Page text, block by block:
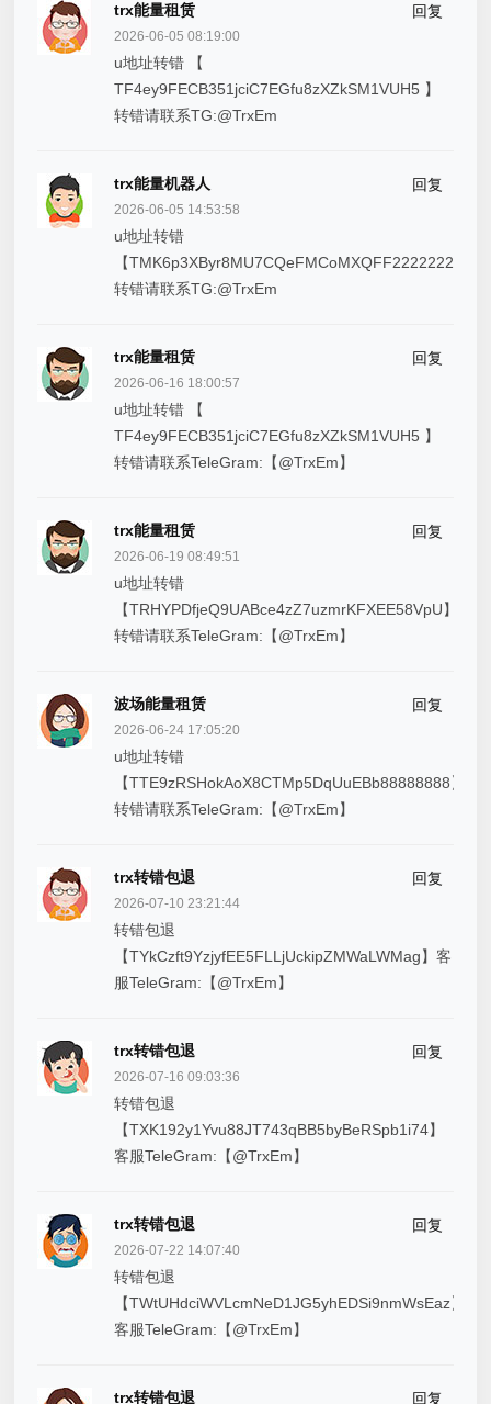
trx能量租赁 回复
2026-06-05 08:19:00
u地址转错 【
TF4ey9FECB351jciC7EGfu8zXZkSM1VUH5 】
转错请联系TG:@TrxEm
trx能量机器人 回复
2026-06-05 14:53:58
u地址转错
【TMK6p3XByr8MU7CQeFMCoMXQFF22222222】
转错请联系TG:@TrxEm
trx能量租赁 回复
2026-06-16 18:00:57
u地址转错 【
TF4ey9FECB351jciC7EGfu8zXZkSM1VUH5 】
转错请联系TeleGram:【@TrxEm】
trx能量租赁 回复
2026-06-19 08:49:51
u地址转错
【TRHYPDfjeQ9UABce4zZ7uzmrKFXEE58VpU】
转错请联系TeleGram:【@TrxEm】
波场能量租赁 回复
2026-06-24 17:05:20
u地址转错
【TTE9zRSHokAoX8CTMp5DqUuEBb88888888】
转错请联系TeleGram:【@TrxEm】
trx转错包退 回复
2026-07-10 23:21:44
转错包退
【TYkCzft9YzjyfEE5FLLjUckipZMWaLWMag】客
服TeleGram:【@TrxEm】
trx转错包退 回复
2026-07-16 09:03:36
转错包退
【TXK192y1Yvu88JT743qBB5byBeRSpb1i74】
客服TeleGram:【@TrxEm】
trx转错包退 回复
2026-07-22 14:07:40
转错包退
【TWtUHdciWVLcmNeD1JG5yhEDSi9nmWsEaz】
客服TeleGram:【@TrxEm】
trx转错包退 回复